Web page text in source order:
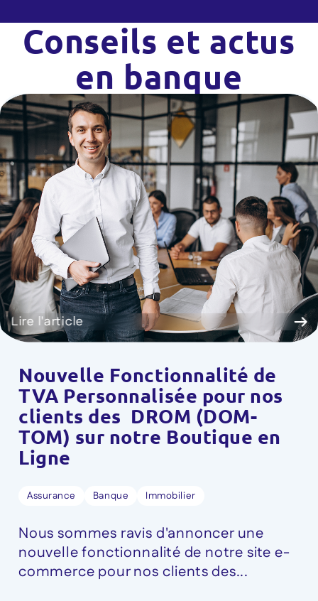
Conseils et actus
en banque
Lire l'article
Nouvelle Fonctionnalité de
TVA Personnalisée pour nos
clients des DROM (DOM-
TOM) sur notre Boutique en
Ligne
Assurance Banque Immobilier
Nous sommes ravis d'annoncer une
nouvelle fonctionnalité de notre site e-
commerce pour nos clients des...